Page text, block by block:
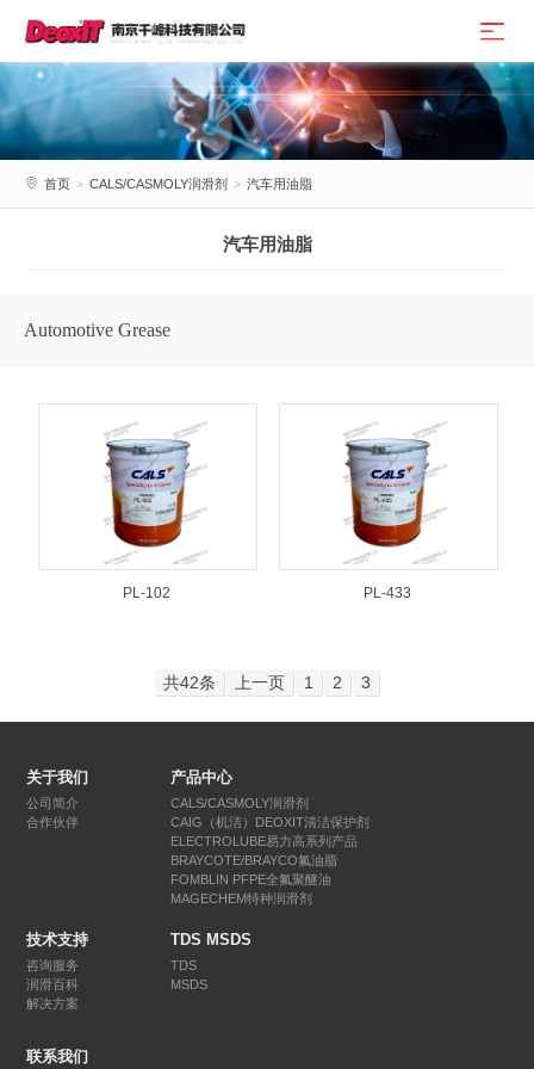
首页 > CALS/CASMOLY润滑剂 > 汽车用油脂
汽车用油脂
Automotive Grease
PL-102 PL-433
共42条 上一页 1 2 3
关于我们
公司简介
合作伙伴
产品中心
CALS/CASMOLY润滑剂
CAIG（机洁）DEOXIT清洁保护剂
ELECTROLUBE易力高系列产品
BRAYCOTE/BRAYCO氟油脂
FOMBLIN PFPE全氟聚醚油
MAGECHEM特种润滑剂
技术支持
咨询服务
润滑百科
解决方案
TDS MSDS
TDS
MSDS
联系我们